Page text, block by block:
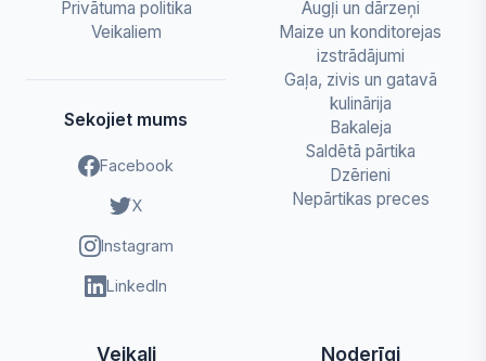
Privātuma politika
Veikaliem
Sekojiet mums
Facebook
X
Instagram
LinkedIn
Augļi un dārzeņi
Maize un konditorejas
izstrādājumi
Gaļa, zivis un gatavā
kulinārija
Bakaleja
Saldētā pārtika
Dzērieni
Nepārtikas preces
Veikali Noderīgi